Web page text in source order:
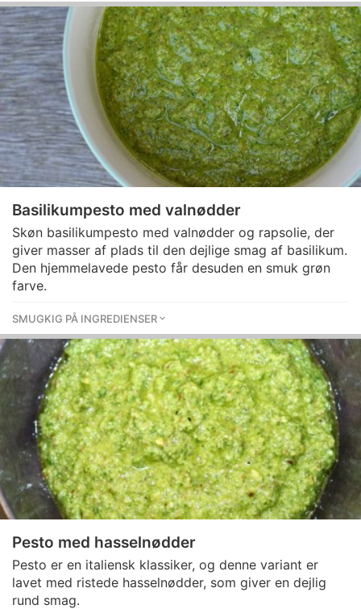
Basilikumpesto med valnødder
Skøn basilikumpesto med valnødder og rapsolie, der
giver masser af plads til den dejlige smag af basilikum.
Den hjemmelavede pesto får desuden en smuk grøn
farve.
SMUGKIG PÅ INGREDIENSER
Pesto med hasselnødder
Pesto er en italiensk klassiker, og denne variant er
lavet med ristede hasselnødder, som giver en dejlig
rund smag.